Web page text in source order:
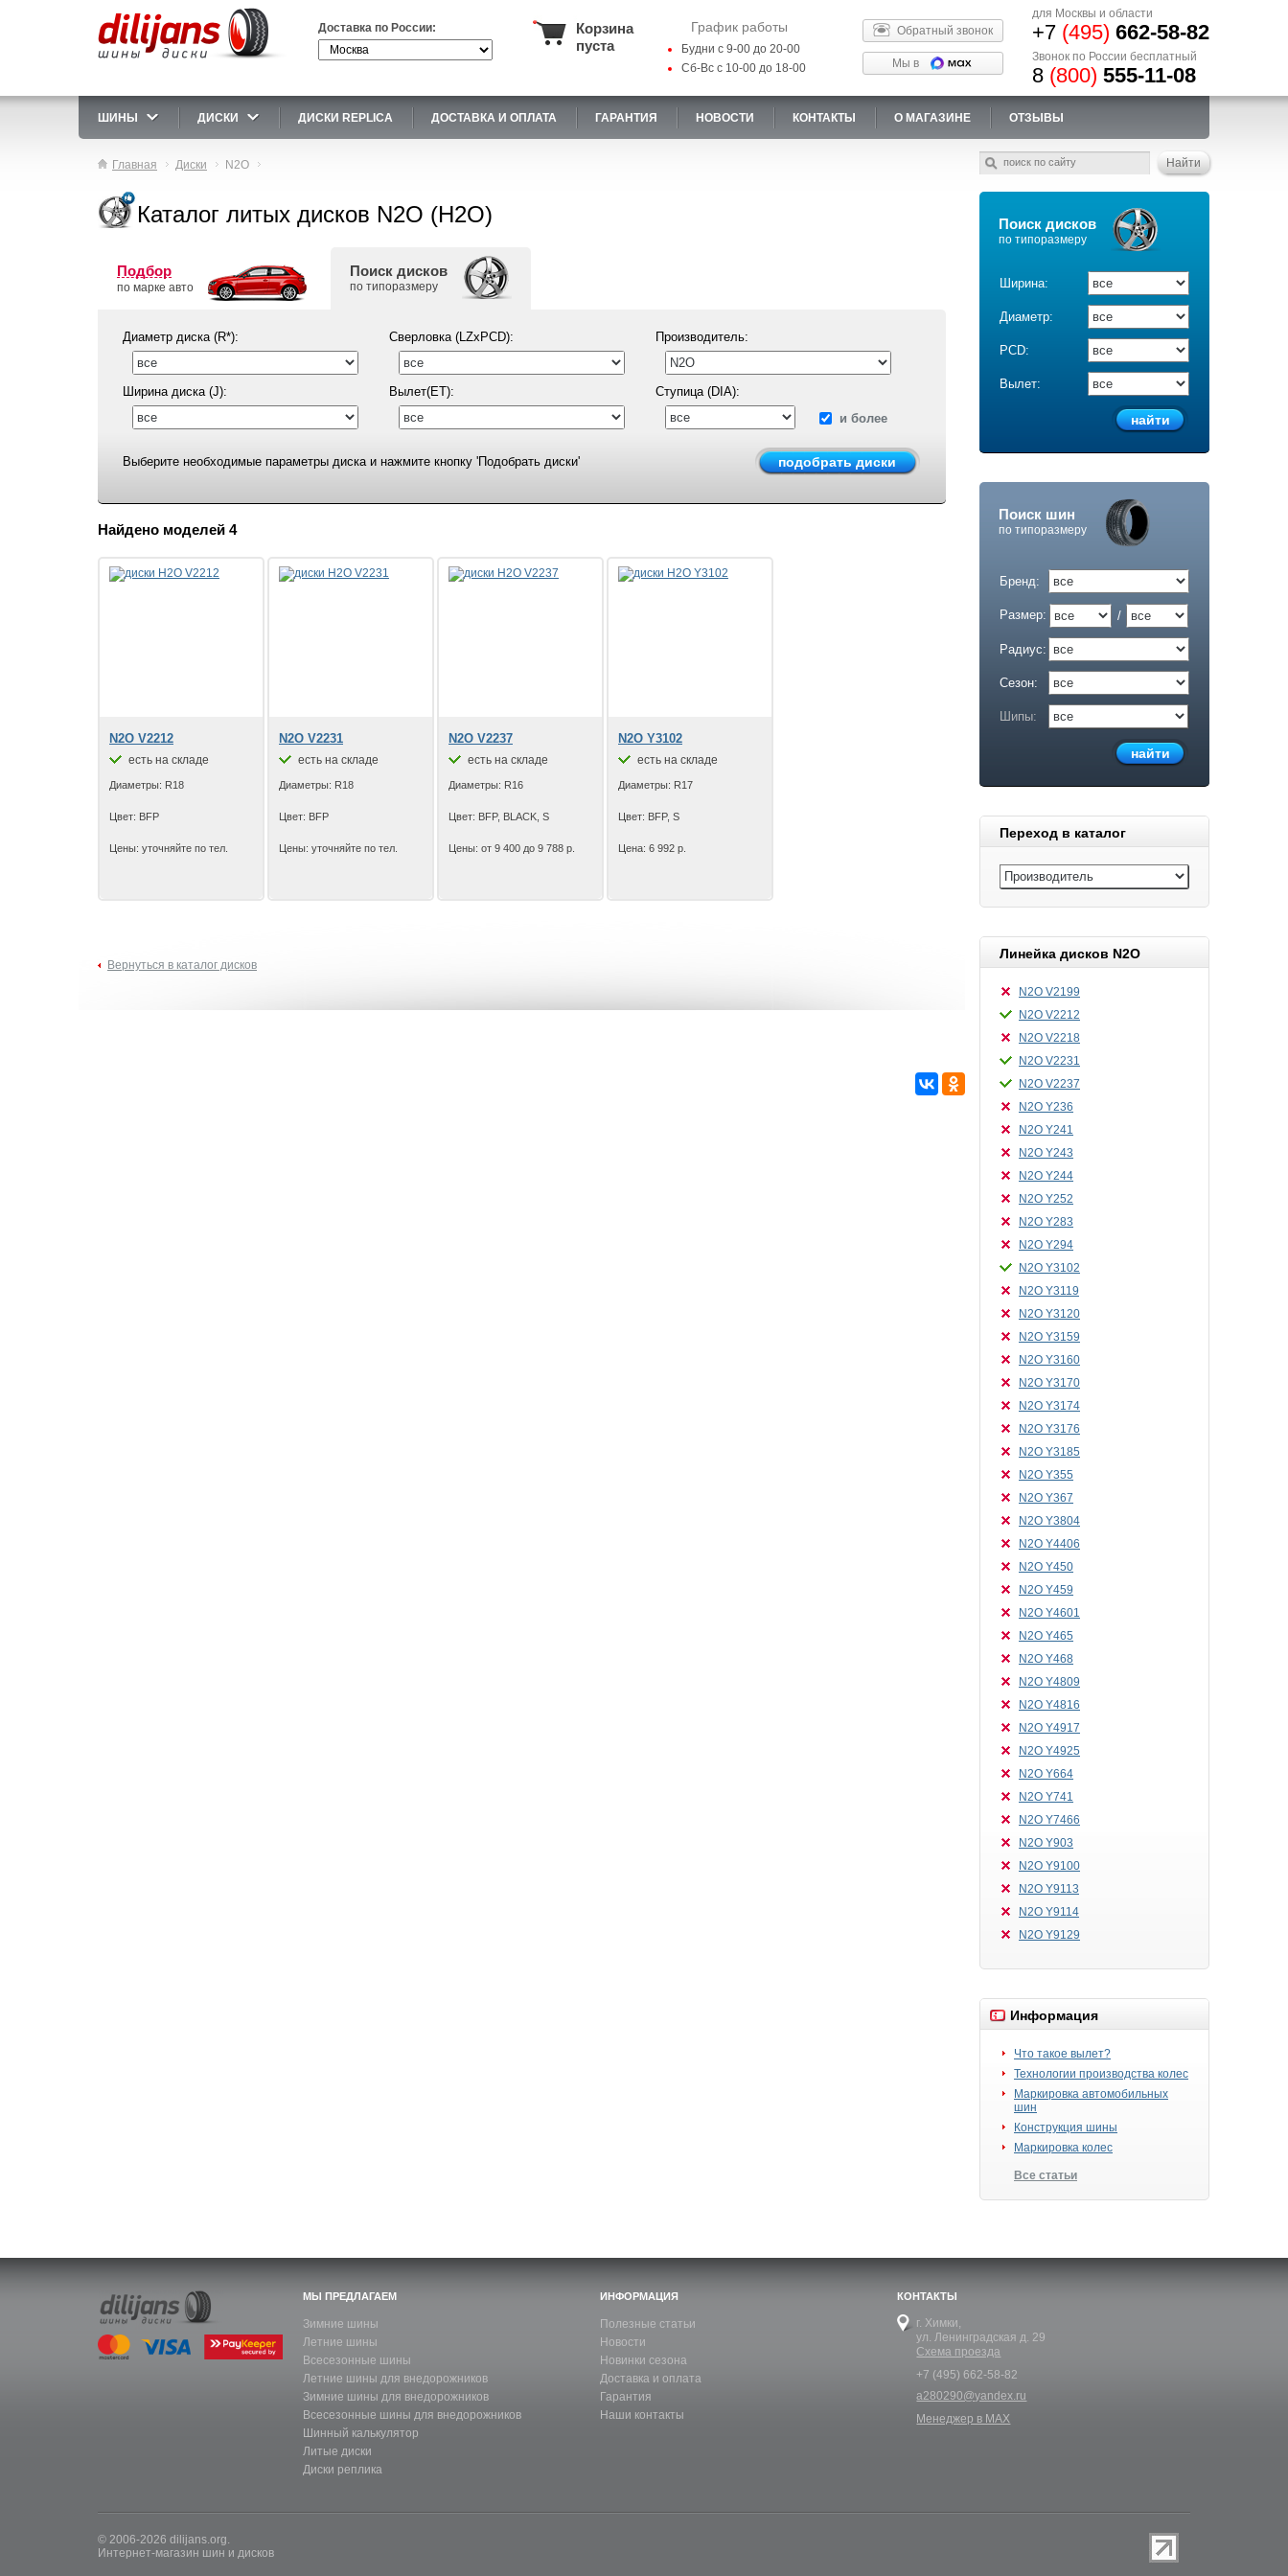
Доставка по России:
Корзина
пуста
График работы
Будни с 9-00 до 20-00
Сб-Вс с 10-00 до 18-00
Обратный звонок
Мы в
для Москвы и области
+7 (495) 662-58-82
Звонок по России бесплатный
8 (800) 555-11-08
ШИНЫ ДИСКИ ДИСКИ REPLICA ДОСТАВКА И ОПЛАТА ГАРАНТИЯ НОВОСТИ КОНТАКТЫ О МАГАЗИНЕ ОТЗЫВЫ
Главная Диски N2O
Поиск дисков
по типоразмеру
Ширина:
Диаметр:
PCD:
Вылет:
Поиск шин
по типоразмеру
Бренд:
Размер: /
Радиус:
Сезон:
Шипы:
Переход в каталог
Линейка дисков N2O
N2O V2199
N2O V2212
N2O V2218
N2O V2231
N2O V2237
N2O Y236
N2O Y241
N2O Y243
N2O Y244
N2O Y252
N2O Y283
N2O Y294
N2O Y3102
N2O Y3119
N2O Y3120
N2O Y3159
N2O Y3160
N2O Y3170
N2O Y3174
N2O Y3176
N2O Y3185
N2O Y355
N2O Y367
N2O Y3804
N2O Y4406
N2O Y450
N2O Y459
N2O Y4601
N2O Y465
N2O Y468
N2O Y4809
N2O Y4816
N2O Y4917
N2O Y4925
N2O Y664
N2O Y741
N2O Y7466
N2O Y903
N2O Y9100
N2O Y9113
N2O Y9114
N2O Y9129
Информация
Что такое вылет?
Технологии производства колес
Маркировка автомобильных
шин
Конструкция шины
Маркировка колес
Все статьи
Каталог литых дисков N2O (Н2О)
Подбор
по марке авто
Поиск дисков
по типоразмеру
Диаметр диска (R*): Сверловка (LZxPCD): Производитель:
Ширина диска (J): Вылет(ET):
Ступица (DIA):
и более
Выберите необходимые параметры диска и нажмите кнопку 'Подобрать диски'
Найдено моделей 4
N2O V2212
есть на складе
Диаметры: R18
Цвет: BFP
Цены: уточняйте по тел.
N2O V2231
есть на складе
Диаметры: R18
Цвет: BFP
Цены: уточняйте по тел.
N2O V2237
есть на складе
Диаметры: R16
Цвет: BFP, BLACK, S
Цены: от 9 400 до 9 788 р.
N2O Y3102
есть на складе
Диаметры: R17
Цвет: BFP, S
Цена: 6 992 р.
Вернуться в каталог дисков
МЫ ПРЕДЛАГАЕМ
Зимние шины
Летние шины
Всесезонные шины
Летние шины для внедорожников
Зимние шины для внедорожников
Всесезонные шины для внедорожников
Шинный калькулятор
Литые диски
Диски реплика
ИНФОРМАЦИЯ
Полезные статьи
Новости
Новинки сезона
Доставка и оплата
Гарантия
Наши контакты
КОНТАКТЫ
г. Химки,
ул. Ленинградская д. 29
Схема проезда
+7 (495) 662-58-82
a280290@yandex.ru
Менеджер в MAX
© 2006-2026 dilijans.org.
Интернет-магазин шин и дисков